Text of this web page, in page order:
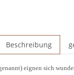
Beschreibung
eignen sich